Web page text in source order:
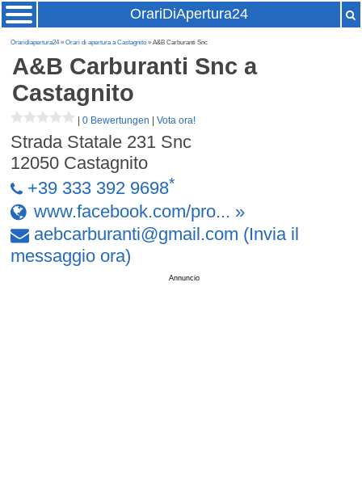
OrariDiApertura24
Oraridiapertura24»Orari di apertura a Castagnito » A&B Carburanti Snc
A&B Carburanti Snc a
Castagnito
|0 Bewertungen |Vota ora!
Strada Statale 231 Snc
12050 Castagnito
+39 333 392 9698*
www.facebook.com/pro... »
aebcarburanti@gmail .com (Invia il
messaggio ora)
Annuncio